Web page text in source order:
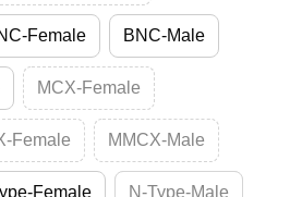
Female BNC-Male
MCX-Female
Female MMCX-Male
Female N-Type-Male